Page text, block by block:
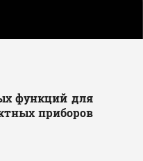
функций для
приборов